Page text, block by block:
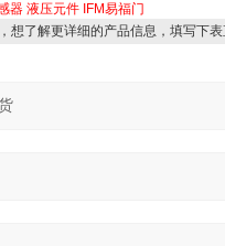
器 液压元件 IFM易福门
想了解更详细的产品信息，填写下表